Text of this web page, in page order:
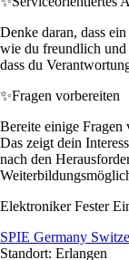
Denke daran, dass
wie du freundlich und
dass du
✨Fragen vorbereiten
Bereite einige Fragen
Das zeigt dein
nach den
Elektroniker Fester
SPIE Germany
Standort: Erlangen